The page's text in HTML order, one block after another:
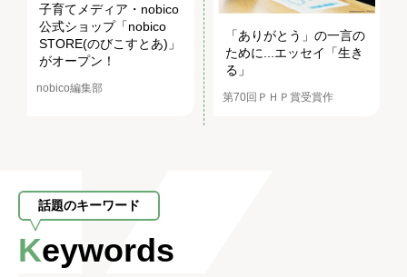
子育てメディア・nobico
公式ショップ「nobico
STORE(のびこすとあ)」
がオープン！
nobico編集部
「ありがとう」の一言の
ために...エッセイ「生き
る」
第70回ＰＨＰ賞受賞作
話題のキーワード
Keywords